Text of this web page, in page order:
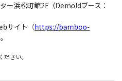
ー浜松町館2F（Demoldブース：
サイト（https://bamboo-
ださい。